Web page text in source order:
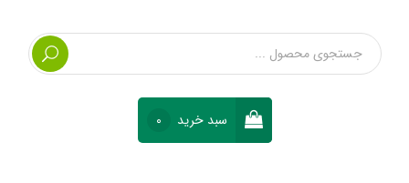
سبد خرید 0